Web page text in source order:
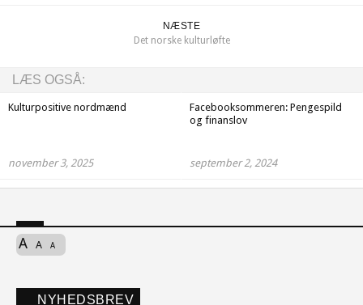
NÆSTE
Det norske kulturløfte
LÆS OGSÅ:
Kulturpositive nordmænd
november 3, 2025
Facebooksommeren: Pengespild
og finanslov
september 2, 2024
A A A
NYHEDSBREV